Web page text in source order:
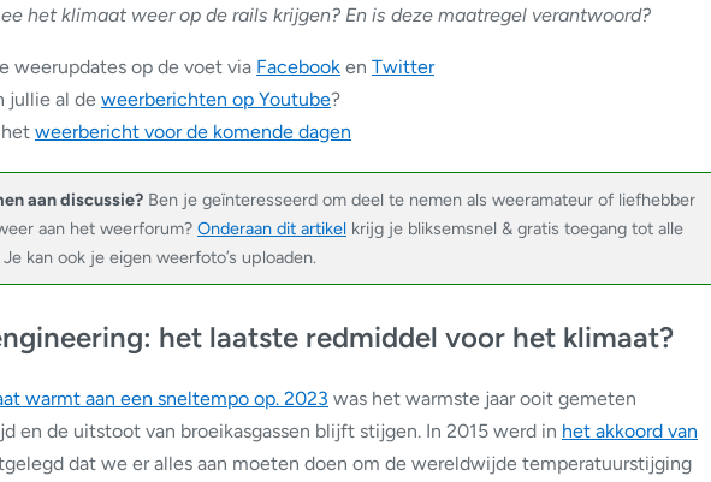
het klimaat weer op de rails krijgen? En is deze maatregel verantwoord?
weerupdates op de voet via Facebook en Twitter
jullie al de weerberichten op Youtube?
weerbericht voor de komende dagen
aan discussie? Ben je geïnteresseerd om deel te nemen als weeramateur of liefhebber
aan het weerforum? Onderaan dit artikel krijg je bliksemsnel & gratis toegang tot alle
kan ook je eigen weerfoto’s uploaden.
het laatste redmiddel voor het klimaat?
warmt aan een sneltempo op. 2023 was het warmste jaar ooit gemeten
en de uitstoot van broeikasgassen blijft stijgen. In 2015 werd in het akkoord van
dat we er alles aan moeten doen om de wereldwijde temperatuurstijging